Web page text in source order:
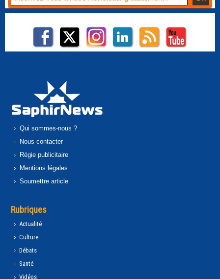
Qui sommes-nous ?
Nous contacter
Régie publicitaire
Mentions légales
Soumettre article
Rubriques
Actualité
Culture
Débats
Santé
Vidéos